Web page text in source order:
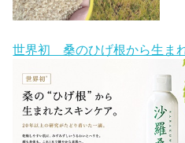
世界初 桑のひげ根から生ま